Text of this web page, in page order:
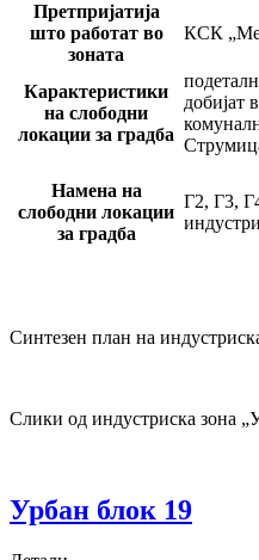
Претпријатија
што работат во
зоната
КСК
Карактеристики
на слободни
локации за градба
добијат
Намена на
слободни локации
за градба
Г2, Г3,
Синтезен план на
Слики од индустриска зона
Урбан блок 19